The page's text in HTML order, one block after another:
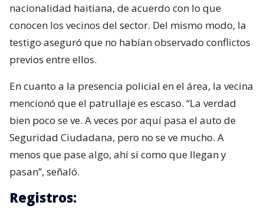
nacionalidad haitiana, de acuerdo con lo que
conocen los vecinos del sector. Del mismo modo, la
testigo aseguró que no habían observado conflictos
previos entre ellos.
En cuanto a la presencia policial en el área, la vecina
mencionó que el patrullaje es escaso. “La verdad
bien poco se ve. A veces por aquí pasa el auto de
Seguridad Ciudadana, pero no se ve mucho. A
menos que pase algo, ahí sí como que llegan y
pasan”, señaló.
Registros: